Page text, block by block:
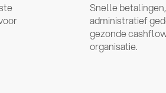
Snelle
administratief
gezonde
organisatie.